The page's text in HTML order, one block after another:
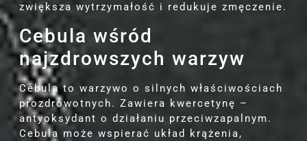
zwiększa wytrzymałość i redukuje zmęczenie.
Cebula wśród
najzdrowszych warzyw
Cebula to warzywo o silnych właściwościach
prozdrowotnych. Zawiera kwercetynę –
antyoksydant o działaniu przeciwzapalnym.
Cebula może wspierać układ krążenia,